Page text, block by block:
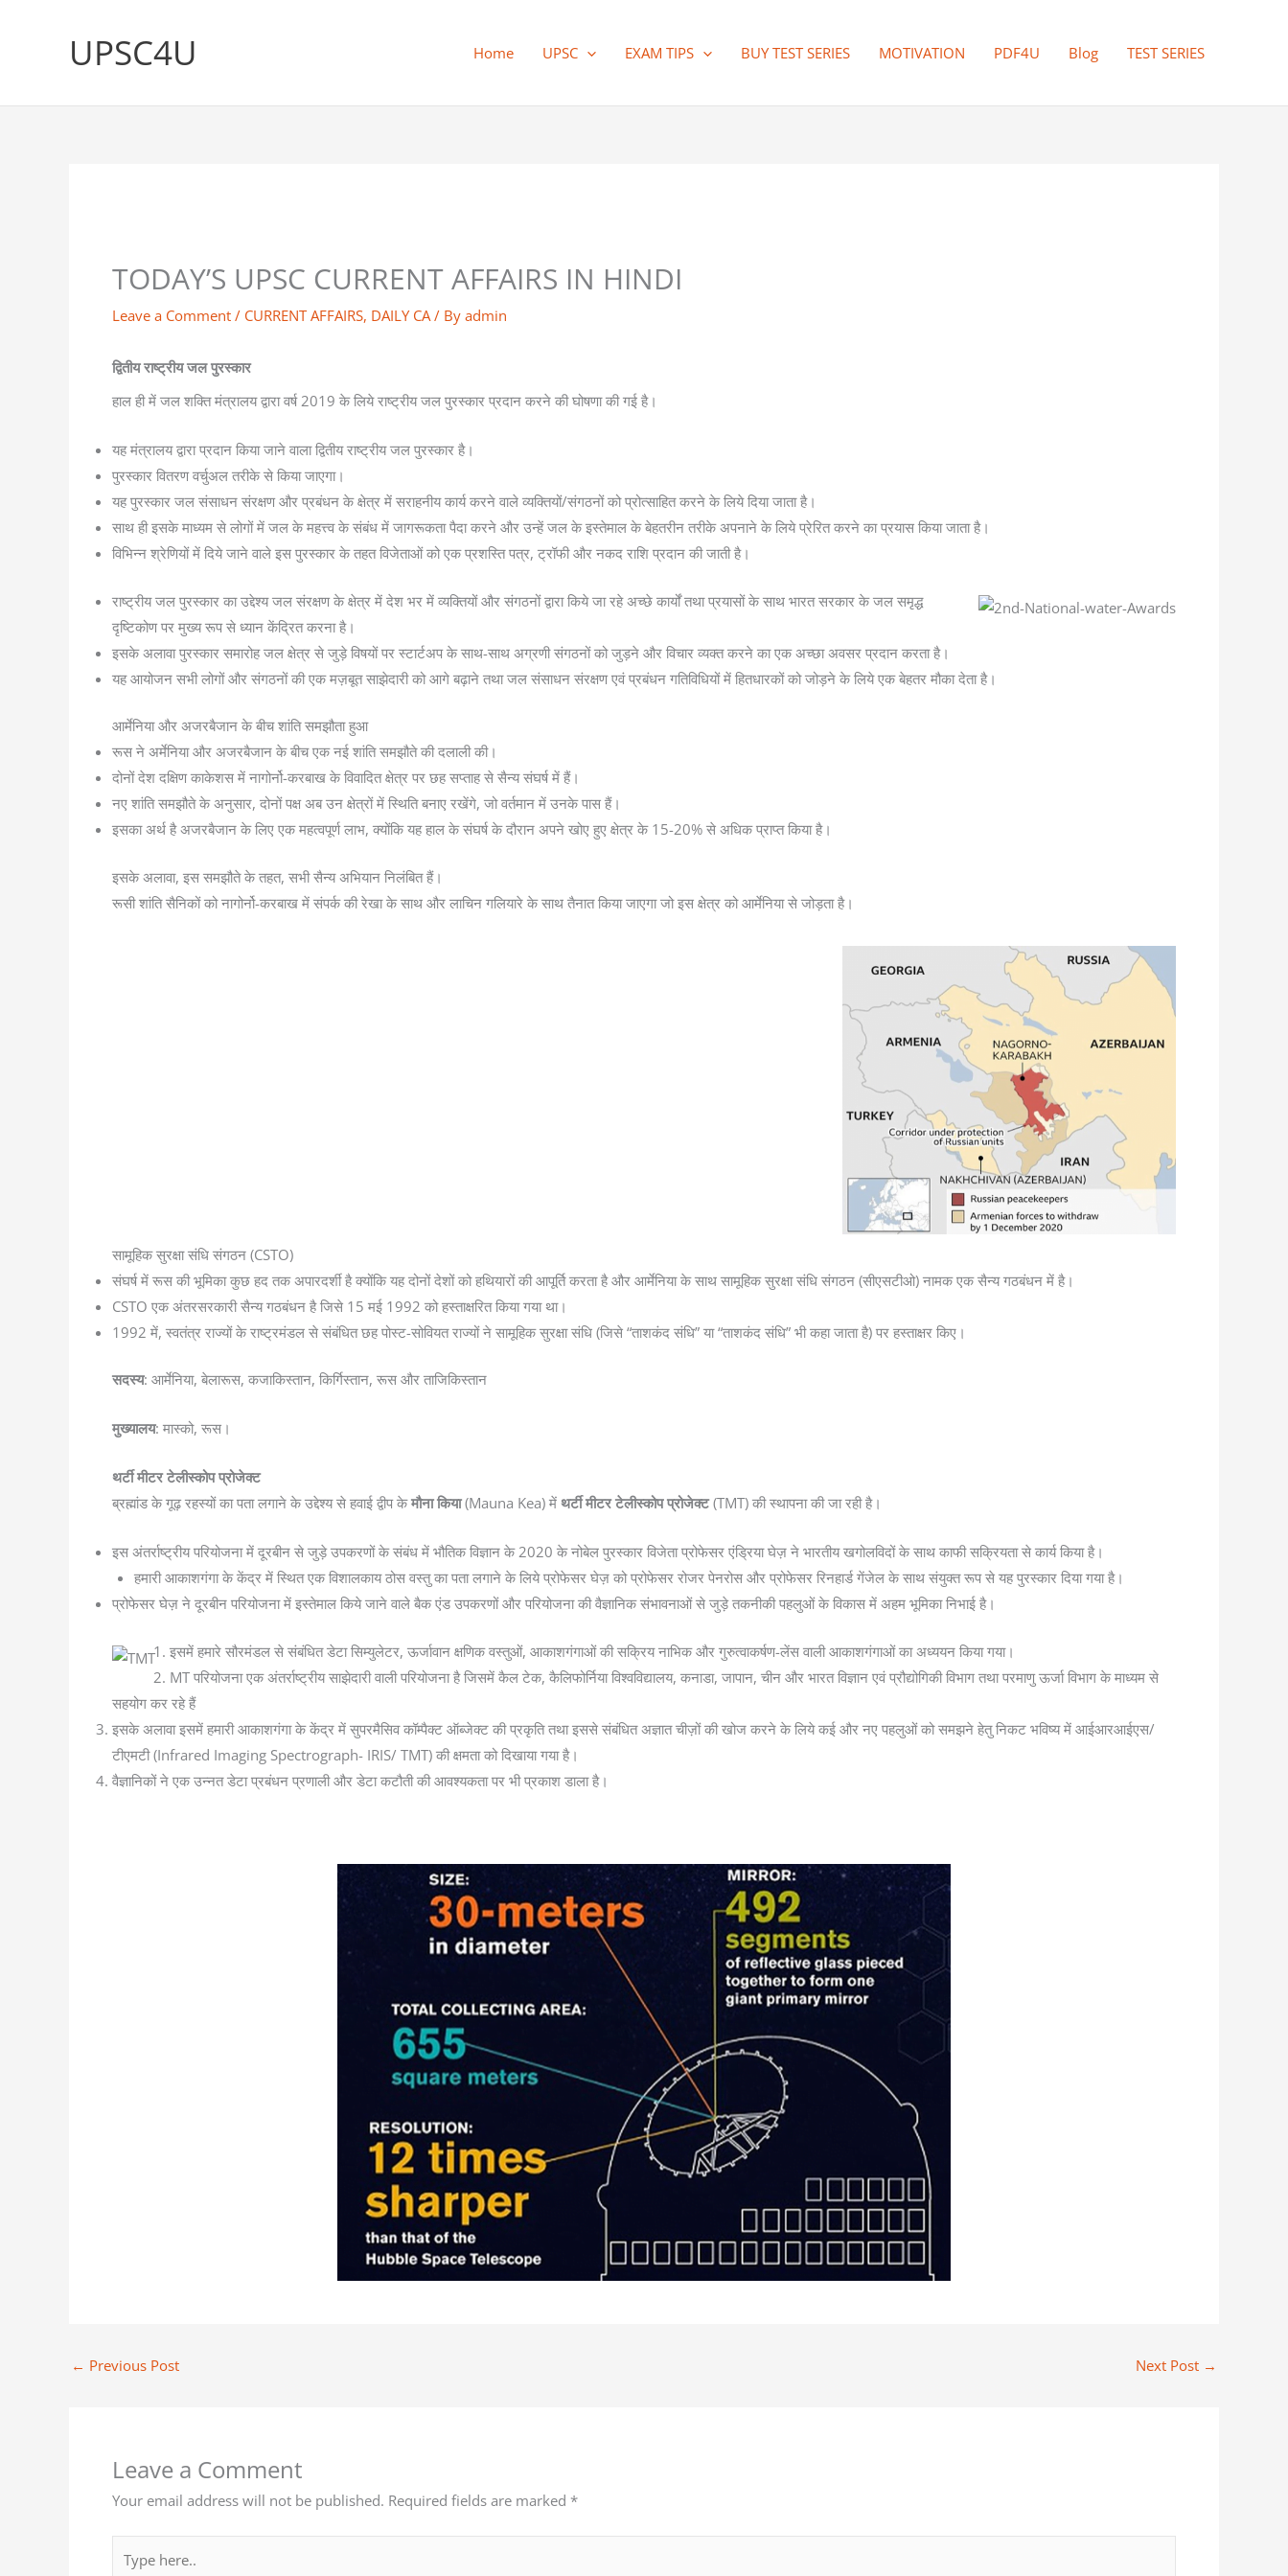
UPSC4U Home UPSC EXAM TIPS BUY TEST SERIES MOTIVATION PDF4U Blog TEST SERIES
TODAY’S UPSC CURRENT AFFAIRS IN HINDI
Leave a Comment / CURRENT AFFAIRS, DAILY CA/ By admin
द्वितीय राष्ट्रीय जल पुरस्कार
हाल ही में जल शक्ति मंत्रालय द्वारा वर्ष 2019 के लिये राष्ट्रीय जल पुरस्कार प्रदान करने की घोषणा की गई है।
यह मंत्रालय द्वारा प्रदान किया जाने वाला द्वितीय राष्‍ट्रीय जल पुरस्कार है।
पुरस्कार वितरण वर्चुअल तरीके से किया जाएगा।
यह पुरस्कार जल संसाधन संरक्षण और प्रबंधन के क्षेत्र में सराहनीय कार्य करने वाले व्यक्तियों/संगठनों को प्रोत्साहित करने के लिये दिया जाता है।
साथ ही इसके माध्यम से लोगों में जल के महत्त्व के संबंध में जागरूकता पैदा करने और उन्हें जल के इस्तेमाल के बेहतरीन तरीके अपनाने के लिये प्रेरित करने का प्रयास किया जाता है।
विभिन्न श्रेणियों में दिये जाने वाले इस पुरस्कार के तहत विजेताओं को एक प्रशस्ति पत्र, ट्रॉफी और नकद राशि प्रदान की जाती है।
राष्‍ट्रीय जल पुरस्‍कार का उद्देश्य जल संरक्षण के क्षेत्र में देश भर में व्यक्तियों और संगठनों द्वारा किये जा रहे अच्छे कार्यों तथा प्रयासों के साथ भारत सरकार के जल समृद्ध
दृष्टिकोण पर मुख्‍य रूप से ध्‍यान केंद्रित करना है।
इसके अलावा पुरस्कार समारोह जल क्षेत्र से जुड़े विषयों पर स्टार्टअप के साथ-साथ अग्रणी संगठनों को जुड़ने और विचार व्यक्त करने का एक अच्छा अवसर प्रदान करता है।
यह आयोजन सभी लोगों और संगठनों की एक मज़बूत साझेदारी को आगे बढ़ाने तथा जल संसाधन संरक्षण एवं प्रबंधन गतिविधियों में हितधारकों को जोड़ने के लिये एक बेहतर मौका देता है।
आर्मेनिया और अजरबैजान के बीच शांति समझौता हुआ
रूस ने अर्मेनिया और अजरबैजान के बीच एक नई शांति समझौते की दलाली की।
दोनों देश दक्षिण काकेशस में नागोर्नो-करबाख के विवादित क्षेत्र पर छह सप्ताह से सैन्य संघर्ष में हैं।
नए शांति समझौते के अनुसार, दोनों पक्ष अब उन क्षेत्रों में स्थिति बनाए रखेंगे, जो वर्तमान में उनके पास हैं।
इसका अर्थ है अजरबैजान के लिए एक महत्वपूर्ण लाभ, क्योंकि यह हाल के संघर्ष के दौरान अपने खोए हुए क्षेत्र के 15-20% से अधिक प्राप्त किया है।
इसके अलावा, इस समझौते के तहत, सभी सैन्य अभियान निलंबित हैं।
रूसी शांति सैनिकों को नागोर्नो-करबाख में संपर्क की रेखा के साथ और लाचिन गलियारे के साथ तैनात किया जाएगा जो इस क्षेत्र को आर्मेनिया से जोड़ता है।
सामूहिक सुरक्षा संधि संगठन (CSTO)
संघर्ष में रूस की भूमिका कुछ हद तक अपारदर्शी है क्योंकि यह दोनों देशों को हथियारों की आपूर्ति करता है और आर्मेनिया के साथ सामूहिक सुरक्षा संधि संगठन (सीएसटीओ) नामक एक सैन्य गठबंधन में है।
CSTO एक अंतरसरकारी सैन्य गठबंधन है जिसे 15 मई 1992 को हस्ताक्षरित किया गया था।
1992 में, स्वतंत्र राज्यों के राष्ट्रमंडल से संबंधित छह पोस्ट-सोवियत राज्यों ने सामूहिक सुरक्षा संधि (जिसे “ताशकंद संधि” या “ताशकंद संधि” भी कहा जाता है) पर हस्ताक्षर किए।
सदस्य: आर्मेनिया, बेलारूस, कजाकिस्तान, किर्गिस्तान, रूस और ताजिकिस्तान
मुख्यालय: मास्को, रूस।
थर्टी मीटर टेलीस्कोप प्रोजेक्ट
ब्रह्मांड के गूढ़ रहस्यों का पता लगाने के उद्देश्य से हवाई द्वीप केमौना किया(Mauna Kea) में थर्टी मीटर टेलीस्कोप प्रोजेक्ट(TMT) की स्थापना की जा रही है।
इस अंतर्राष्ट्रीय परियोजना में दूरबीन से जुड़े उपकरणों के संबंध में भौतिक विज्ञान के 2020 के नोबेल पुरस्कार विजेता प्रोफेसर एंड्रिया घेज़ ने भारतीय खगोलविदों के साथ काफी सक्रियता से कार्य किया है।
हमारी आकाशगंगा के केंद्र में स्थित एक विशालकाय ठोस वस्तु का पता लगाने के लिये प्रोफेसर घेज़ को प्रोफेसर रोजर पेनरोस और प्रोफेसर रिनहार्ड गेंजेल के साथ संयुक्त रूप से यह पुरस्कार दिया गया है।
प्रोफेसर घेज़ ने दूरबीन परियोजना में इस्तेमाल किये जाने वाले बैक एंड उपकरणों और परियोजना की वैज्ञानिक संभावनाओं से जुड़े तकनीकी पहलुओं के विकास में अहम भूमिका निभाई है।
इसमें हमारे सौरमंडल से संबंधित डेटा सिम्युलेटर, ऊर्जावान क्षणिक वस्तुओं, आकाशगंगाओं की सक्रिय नाभिक और गुरुत्वाकर्षण-लेंस वाली आकाशगंगाओं का अध्ययन किया गया।
MT परियोजना एक अंतर्राष्ट्रीय साझेदारी वाली परियोजना है जिसमें कैल टेक, कैलिफोर्निया विश्वविद्यालय, कनाडा, जापान, चीन और भारत विज्ञान एवं प्रौद्योगिकी विभाग तथा परमाणु ऊर्जा विभाग के माध्यम से
सहयोग कर रहे हैं
इसके अलावा इसमें हमारी आकाशगंगा के केंद्र में सुपरमैसिव कॉम्पैक्ट ऑब्जेक्ट की प्रकृति तथा इससे संबंधित अज्ञात चीज़ों की खोज करने के लिये कई और नए पहलुओं को समझने हेतु निकट भविष्य में आईआरआईएस/
टीएमटी (Infrared Imaging Spectrograph- IRIS/ TMT) की क्षमता को दिखाया गया है।
वैज्ञानिकों ने एक उन्नत डेटा प्रबंधन प्रणाली और डेटा कटौती की आवश्यकता पर भी प्रकाश डाला है।
← Previous Post Next Post →
Leave a Comment
Your email address will not be published. Required fields are marked *